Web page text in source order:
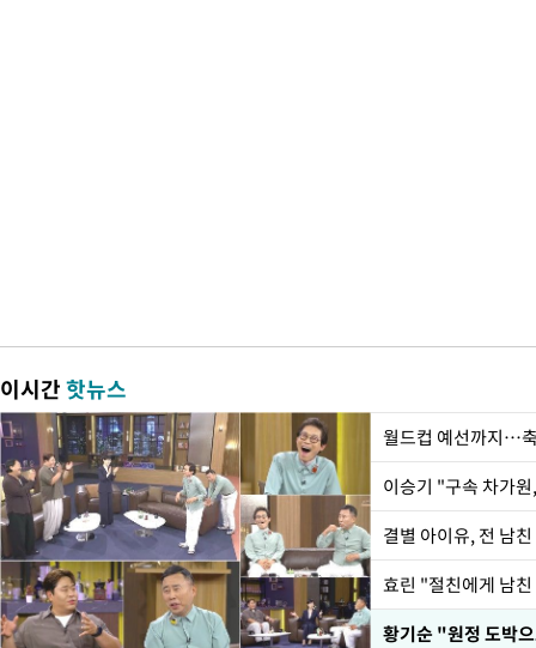
이시간핫뉴스
월드컵 예선까지…
이승기 "구속 차가
결별 아이유, 전 남
효린 "절친에게 남
황기순 "원정 도박